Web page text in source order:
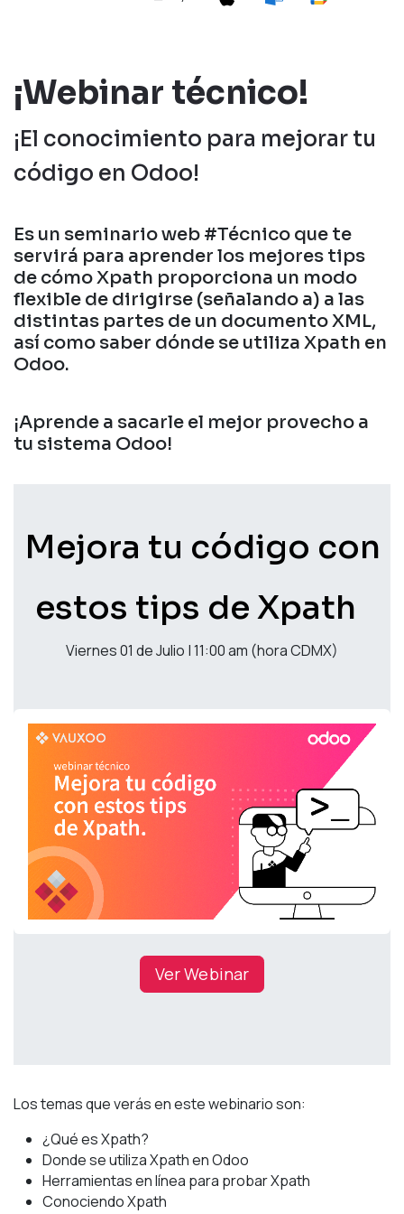
¡Webinar técnico!
¡El conocimiento para mejorar tu
código en Odoo!
Es un seminario web #Técnico que te
servirá para aprender los mejores tips
de cómo Xpath proporciona un modo
flexible de dirigirse (señalando a) a las
distintas partes de un documento XML,
así como saber dónde se utiliza Xpath en
Odoo.
¡Aprende a sacarle el mejor provecho a
tu sistema Odoo!
Mejora tu código con
estos tips de Xpath
Viernes 01 de Julio | 11:00 am (hora CDMX)
Ver Webinar
Los temas que verás en este webinario son:
¿Qué es Xpath?
Donde se utiliza Xpath en Odoo
Herramientas en línea para probar Xpath
Conociendo Xpath